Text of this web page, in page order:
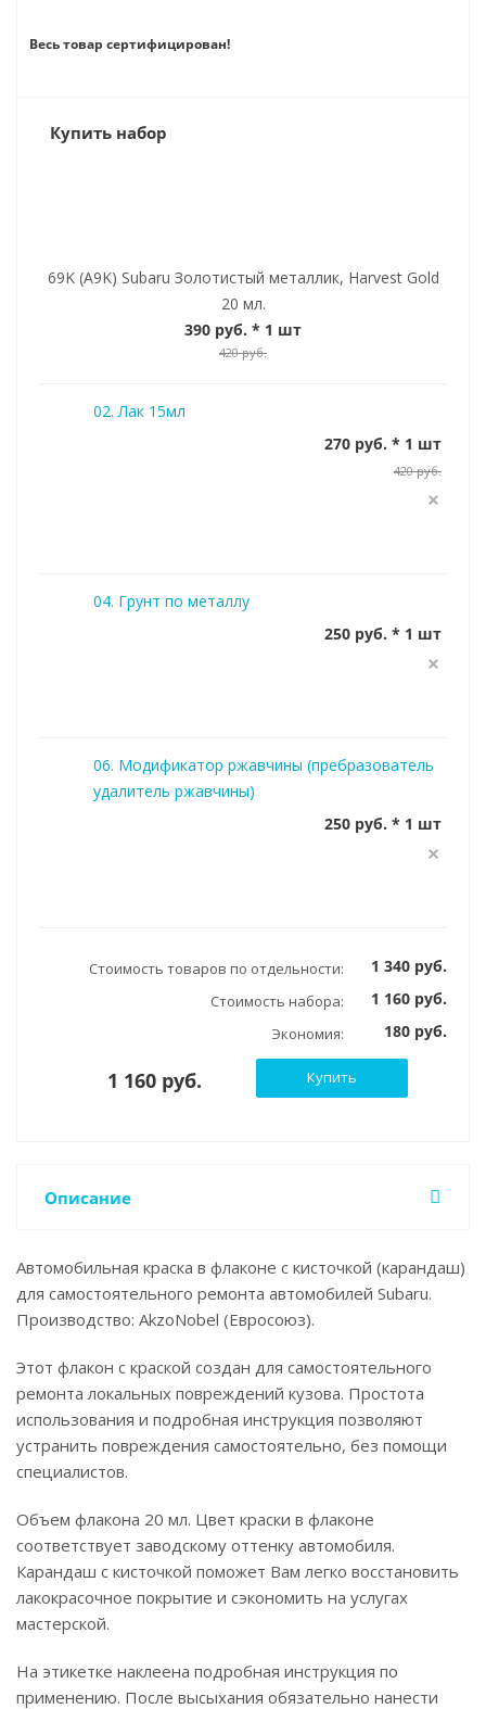
Весь товар сертифицирован!
Купить набор
69K (A9K) Subaru Золотистый металлик, Harvest Gold
20 мл.
390 руб. * 1 шт
420 руб.
02. Лак 15мл
270 руб. * 1 шт
420 руб.
04. Грунт по металлу
250 руб. * 1 шт
06. Модификатор ржавчины (пребразователь
удалитель ржавчины)
250 руб. * 1 шт
Стоимость товаров по отдельности: 1 340 руб.
Стоимость набора: 1 160 руб.
Экономия: 180 руб.
1 160 руб. Купить
Описание
Автомобильная краска в флаконе с кисточкой (карандаш)
для самостоятельного ремонта автомобилей Subaru.
Производство: AkzoNobel (Евросоюз).
Этот флакон с краской создан для самостоятельного
ремонта локальных повреждений кузова. Простота
использования и подробная инструкция позволяют
устранить повреждения самостоятельно, без помощи
специалистов.
Объем флакона 20 мл. Цвет краски в флаконе
соответствует заводскому оттенку автомобиля.
Карандаш с кисточкой поможет Вам легко восстановить
лакокрасочное покрытие и сэкономить на услугах
мастерской.
На этикетке наклеена подробная инструкция по
применению. После высыхания обязательно нанести